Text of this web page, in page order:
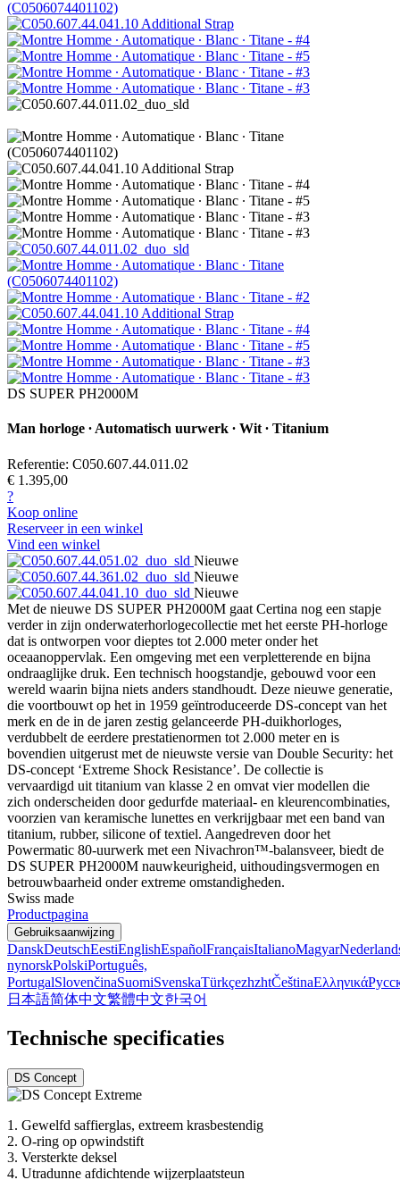
DS SUPER PH2000M
Man horloge ∙ Automatisch uurwerk ∙ Wit ∙ Titanium
Referentie: C050.607.44.011.02
€ 1.395,00
?
Koop online
Reserveer in een winkel
Vind een winkel
Nieuwe
Nieuwe
Nieuwe
Met de nieuwe DS SUPER PH2000M gaat Certina nog een stapje
verder in zijn onderwaterhorlogecollectie met het eerste PH-horloge
dat is ontworpen voor dieptes tot 2.000 meter onder het
oceaanoppervlak. Een omgeving met een verpletterende en bijna
ondraaglijke druk. Een technisch hoogstandje, gebouwd voor een
wereld waarin bijna niets anders standhoudt. Deze nieuwe generatie,
die voortbouwt op het in 1959 geïntroduceerde DS-concept van het
merk en de in de jaren zestig gelanceerde PH-duikhorloges,
verdubbelt de eerdere prestatienormen tot 2.000 meter en is
bovendien uitgerust met de nieuwste versie van Double Security: het
DS-concept ‘Extreme Shock Resistance’. De collectie is
vervaardigd uit titanium van klasse 2 en omvat vier modellen die
zich onderscheiden door gedurfde materiaal- en kleurencombinaties,
voorzien van keramische lunettes en verkrijgbaar met een band van
titanium, rubber, silicone of textiel. Aangedreven door het
Powermatic 80-uurwerk met een Nivachron™-balansveer, biedt de
DS SUPER PH2000M nauwkeurigheid, uithoudingsvermogen en
betrouwbaarheid onder extreme omstandigheden.
Swiss made
Productpagina
Gebruiksaanwijzing
DanskDeutschEestiEnglishEspañolFrançaisItalianoMagyar
nynorskPolskiPortuguês,
PortugalSlovenčinaSuomiSvenskaTürkçezhzhtČeštinaΕλληνικά
日本語简体中文繁體中文한국어
Technische specificaties
DS Concept
1. Gewelfd saffierglas, extreem krasbestendig
2. O-ring op opwindstift
3. Versterkte deksel
4. Utradunne afdichtende wijzerplaatsteun